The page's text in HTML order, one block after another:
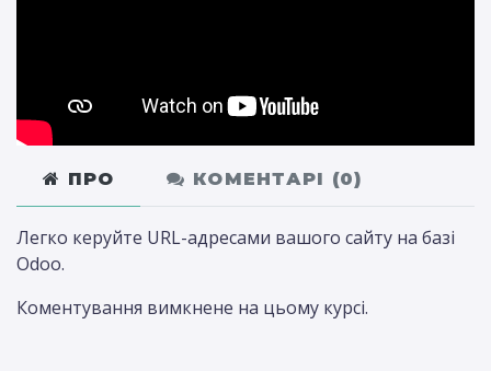
ПРО КОМЕНТАРІ (0)
Легко керуйте URL-адресами вашого сайту на базі
Odoo.
Коментування вимкнене на цьому курсі.